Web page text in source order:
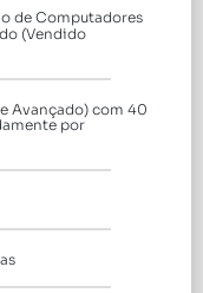
de Computadores
(Vendido
Avançado) com 40
por